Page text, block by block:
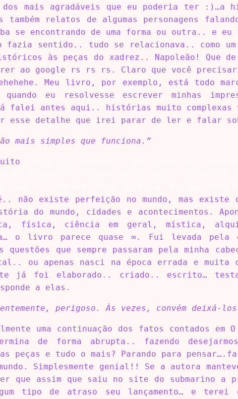
mais agradáveis que eu poderia ter :)…a
relatos de algumas personagens
se encontrando de uma forma ou outra.. e
fazia sentido.. tudo se relacionava.. como
às peças do xadrez.. Napoleão! Que de
ao google rs rs rs. Claro que você
Meu livro, por exemplo, está todo
eu resolvesse escrever minhas
falei antes aqui.. histórias muito complexas
esse detalhe que irei parar de ler e falar
mais simples que funciona.”
não existe perfeição no mundo, mas existe
do mundo, cidades e acontecimentos.
física, ciência em geral, mística,
o livro parece quase ∞. Fui levada pela
que sempre passaram pela minha
ou apenas nasci na época errada e muita
já foi elaborado.. criado.. escrito…
a elas.
perigoso. Às vezes, convém deixá-
uma continuação dos fatos contados em
de forma abrupta.. fazendo
peças e tudo o mais? Parando para
Simplesmente genial!! Se a autora
assim que saiu no site do submarino a
tipo de atraso seu lançamento… e terei